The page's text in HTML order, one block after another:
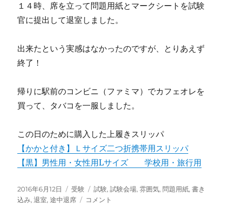
１４時、席を立って問題用紙とマークシートを試験
官に提出して退室しました。
出来たという実感はなかったのですが、とりあえず
終了！
帰りに駅前のコンビニ（ファミマ）でカフェオレを
買って、タバコを一服しました。
この日のために購入した上履きスリッパ
【かかと付き】Ｌサイズ二つ折携帯用スリッパ
【黒】男性用・女性用Lサイズ 学校用・旅行用
投
稿
2016年6月12日
カ
テ
受験
タ
グ
試験,試験会場,雰囲気, 問題用紙,書き
込み,退室,途中退席
危
コメント